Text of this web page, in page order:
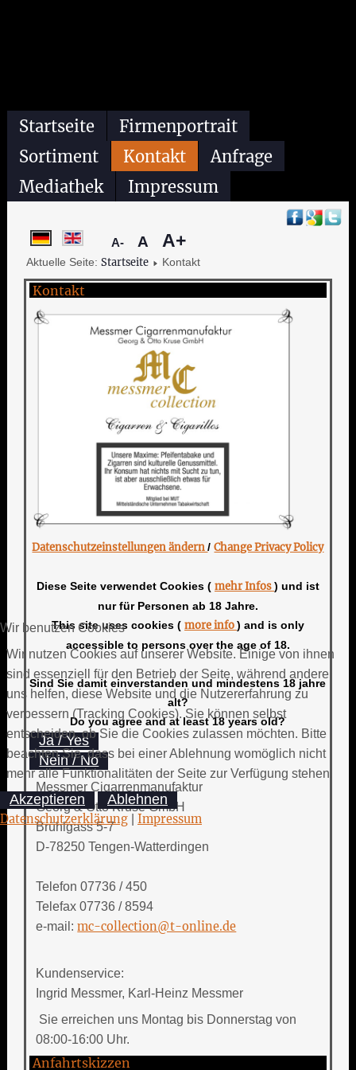
Startseite
Firmenportrait
Sortiment
Kontakt
Anfrage
Mediathek
Impressum
A- A A+
Aktuelle Seite: Startseite Kontakt
Kontakt
Datenschutzeinstellungen ändern/Change Privacy Policy
Diese Seite verwendet Cookies ( mehr Infos) und ist
nur für Personen ab 18 Jahre.
This site uses cookies ( more info) and is only
accessible to persons over the age of 18.
Sind Sie damit einverstanden und mindestens 18 jahre
alt?
Do you agree and at least 18 years old?
Ja / Yes
Nein / No
Messmer Cigarrenmanufaktur
Georg & Otto Kruse GmbH
Brühlgass 5-7
D-78250 Tengen-Watterdingen
Telefon 07736 / 450
Telefax 07736 / 8594
e-mail:mc-collection@t-online.de
Kundenservice:
Ingrid Messmer, Karl-Heinz Messmer
Sie erreichen uns Montag bis Donnerstag von
08:00-16:00 Uhr.
Anfahrtskizzen
Wir benutzen Cookies
Wir nutzen Cookies auf unserer Website. Einige von ihnen
sind essenziell für den Betrieb der Seite, während andere
uns helfen, diese Website und die Nutzererfahrung zu
verbessern (Tracking Cookies). Sie können selbst
entscheiden, ob Sie die Cookies zulassen möchten. Bitte
beachten Sie, dass bei einer Ablehnung womöglich nicht
mehr alle Funktionalitäten der Seite zur Verfügung stehen.
Akzeptieren Ablehnen
Datenschutzerklärung Impressum